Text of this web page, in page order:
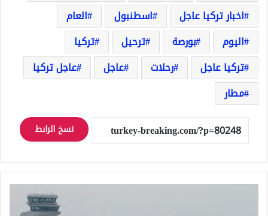
اخبار تركيا عاجل
اسطنبول
العام
اليوم
بورصة ترحيل
تركيا
تركيا عاجل
رحلات عاجل
عاجل تركيا
مطار
نسخ الرابط